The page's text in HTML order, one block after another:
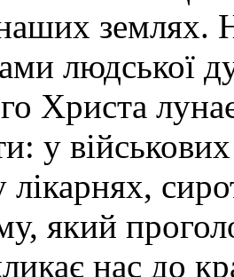
землях.
людської
Христа
у
лікарнях,
який
нас до